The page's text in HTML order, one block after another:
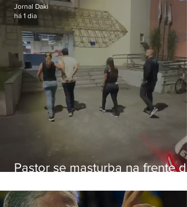
Pastor se masturba na frente de
Jornal Daki
há 1 dia